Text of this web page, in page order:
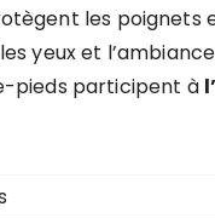
les poignets
yeux et
pieds participent à